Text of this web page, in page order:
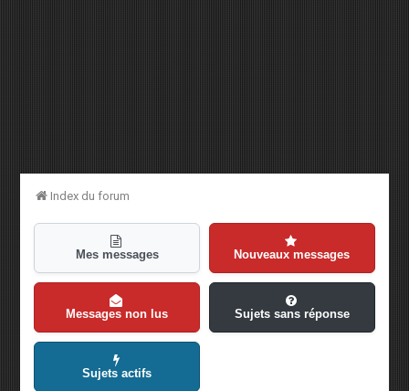
Index du forum
Mes messages Nouveaux messages
Messages non lus Sujets sans réponse
Sujets actifs